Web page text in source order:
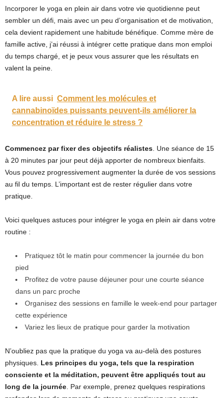
Incorporer le yoga en plein air dans votre vie quotidienne peut
sembler un défi, mais avec un peu d’organisation et de motivation,
cela devient rapidement une habitude bénéfique. Comme mère de
famille active, j’ai réussi à intégrer cette pratique dans mon emploi
du temps chargé, et je peux vous assurer que les résultats en
valent la peine.
A lire aussi Comment les molécules et
cannabinoïdes puissants peuvent-ils améliorer la
concentration et réduire le stress ?
Commencez par fixer des objectifs réalistes. Une séance de 15
à 20 minutes par jour peut déjà apporter de nombreux bienfaits.
Vous pouvez progressivement augmenter la durée de vos sessions
au fil du temps. L’important est de rester régulier dans votre
pratique.
Voici quelques astuces pour intégrer le yoga en plein air dans votre
routine :
Pratiquez tôt le matin pour commencer la journée du bon
pied
Profitez de votre pause déjeuner pour une courte séance
dans un parc proche
Organisez des sessions en famille le week-end pour partager
cette expérience
Variez les lieux de pratique pour garder la motivation
N’oubliez pas que la pratique du yoga va au-delà des postures
physiques. Les principes du yoga, tels que la respiration
consciente et la méditation, peuvent être appliqués tout au
long de la journée. Par exemple, prenez quelques respirations